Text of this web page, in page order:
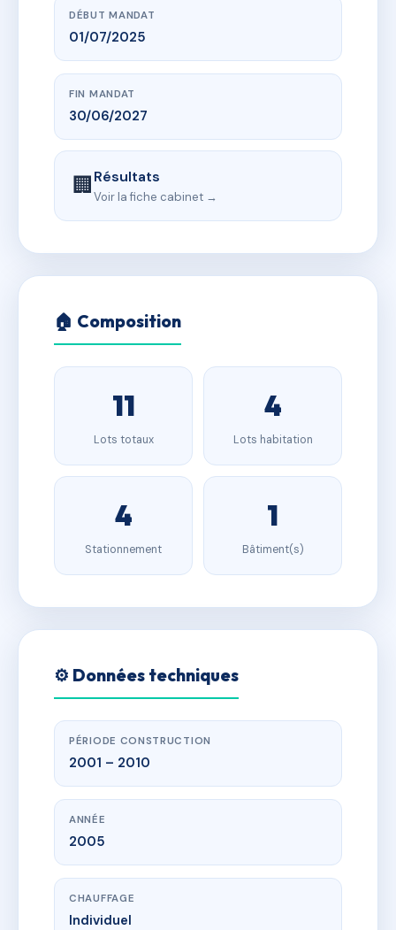
DÉBUT MANDAT
01/07/2025
FIN MANDAT
30/06/2027
🏢Résultats
Voir la fiche cabinet →
🏠 Composition
11
Lots totaux
4
Lots habitation
4
Stationnement
1
Bâtiment(s)
⚙️ Données techniques
PÉRIODE CONSTRUCTION
2001 – 2010
ANNÉE
2005
CHAUFFAGE
Individuel